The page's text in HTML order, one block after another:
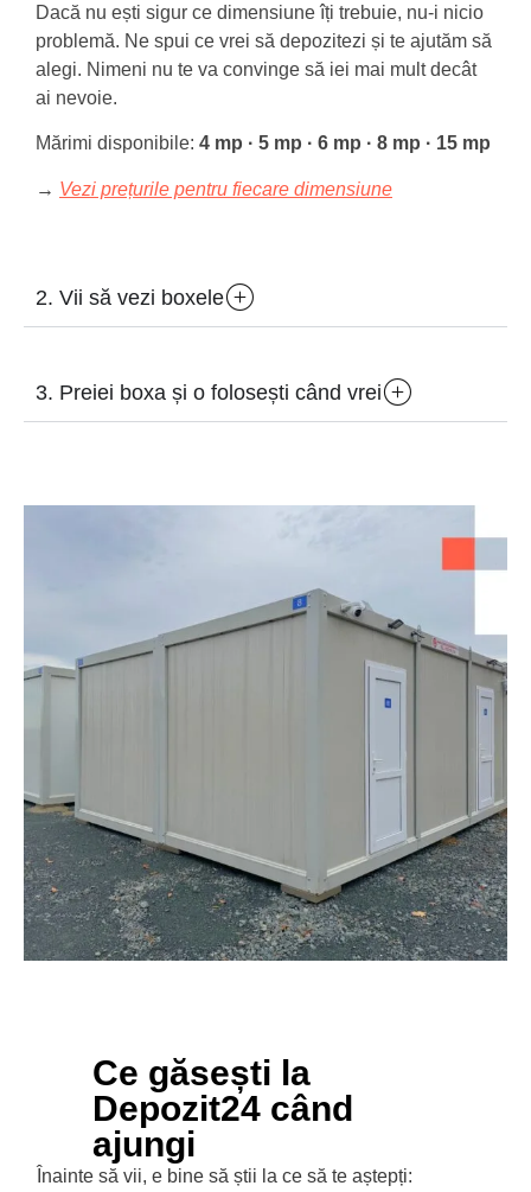
Dacă nu ești sigur ce dimensiune îți trebuie, nu-i nicio
problemă. Ne spui ce vrei să depozitezi și te ajutăm să
alegi. Nimeni nu te va convinge să iei mai mult decât
ai nevoie.
Mărimi disponibile: 4 mp · 5 mp · 6 mp · 8 mp · 15 mp
→ Vezi prețurile pentru fiecare dimensiune
2. Vii să vezi boxele
3. Preiei boxa și o folosești când vrei
Ce găsești la
Depozit24 când
ajungi
Înainte să vii, e bine să știi la ce să te aștepți: